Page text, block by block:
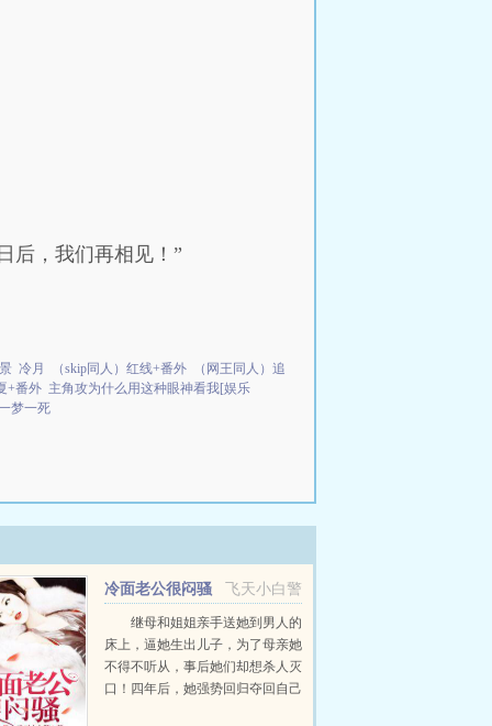
后，我们再相见！”
冷月 （skip同人）红线+番外
（网王同人）追
+番外 主角攻为什么用这种眼神看我[娱乐
梦一死
飞天小白警
冷面老公很闷骚
继母和姐姐亲手送她到男人的
床上，逼她生出儿子，为了母亲她
不得不听从，事后她们却想杀人灭
口！四年后，她强势回归夺回自己